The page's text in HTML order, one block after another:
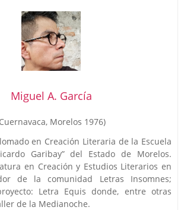
Miguel A. García
Morelos 1976)
en Creación Literaria de la Escuela
Garibay” del Estado de Morelos.
en Creación y Estudios Literarios en
de la comunidad Letras Insomnes;
Letra Equis donde, entre otras
de la Medianoche.